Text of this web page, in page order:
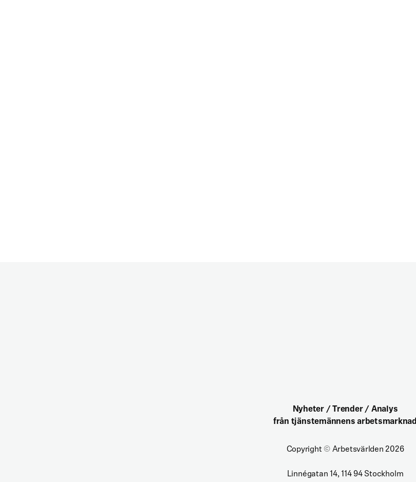
Nyheter / Trender / Analys
från tjänstemännens arbetsmarknad
Copyright ©Arbetsvärlden 2026
Linnégatan 14, 114 94 Stockholm